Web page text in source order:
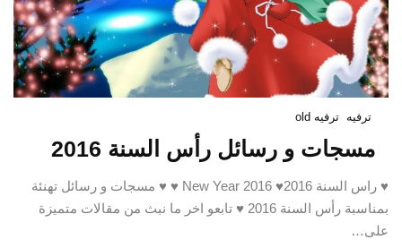
ترفيه ترفيه old
مسجات و رسائل رأس السنة 2016
♥ راس السنة 2016♥ New Year 2016 ♥ ♥ مسجات و رسائل تهنئة
بمناسبة رأس السنة 2016 ♥ تابعو اخر ما نبث من مقالات متميزة
على…